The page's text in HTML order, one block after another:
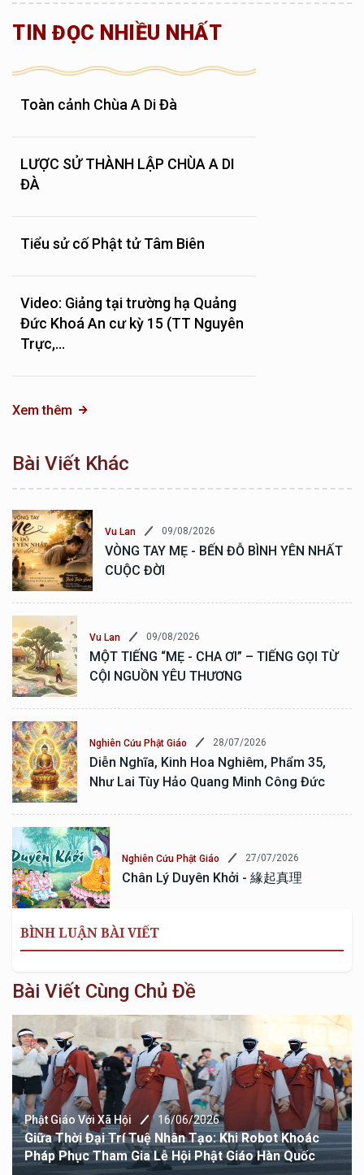
TIN ĐỌC NHIỀU NHẤT
Toàn cảnh Chùa A Di Đà
LƯỢC SỬ THÀNH LẬP CHÙA A DI
ĐÀ
Tiểu sử cố Phật tử Tâm Biên
Video: Giảng tại trường hạ Quảng
Đức Khoá An cư kỳ 15 (TT Nguyên
Trực,...
Xem thêm
Bài Viết Khác
Vu Lan 09/08/2026
VÒNG TAY MẸ - BẾN ĐỖ BÌNH YÊN NHẤT
CUỘC ĐỜI
Vu Lan 09/08/2026
MỘT TIẾNG “MẸ - CHA ƠI” – TIẾNG GỌI TỪ
CỘI NGUỒN YÊU THƯƠNG
Nghiên Cứu Phật Giáo 28/07/2026
Diễn Nghĩa, Kinh Hoa Nghiêm, Phẩm 35,
Như Lai Tùy Hảo Quang Minh Công Đức
Nghiên Cứu Phật Giáo 27/07/2026
Chân Lý Duyên Khởi - 緣起真理
BÌNH LUẬN BÀI VIẾT
Bài Viết Cùng Chủ Đề
Phật Giáo Với Xã Hội 16/06/2026
Giữa Thời Đại Trí Tuệ Nhân Tạo: Khi Robot Khoác
Pháp Phục Tham Gia Lễ Hội Phật Giáo Hàn Quốc